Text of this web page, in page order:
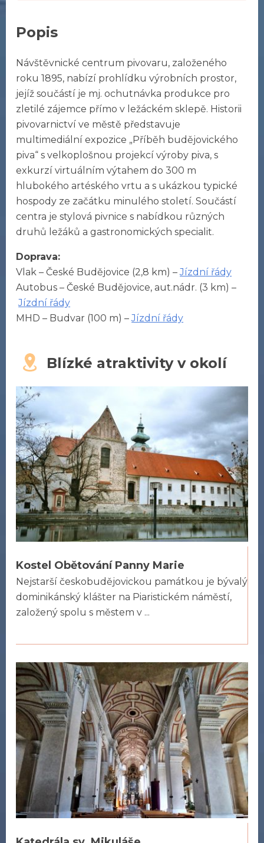
Popis
Návštěvnické centrum pivovaru, založeného
roku 1895, nabízí prohlídku výrobních prostor,
jejíž součástí je mj. ochutnávka produkce pro
zletilé zájemce přímo v ležáckém sklepě. Historii
pivovarnictví ve městě představuje
multimediální expozice „Příběh budějovického
piva“ s velkoplošnou projekcí výroby piva, s
exkurzí virtuálním výtahem do 300 m
hlubokého artéského vrtu a s ukázkou typické
hospody ze začátku minulého století. Součástí
centra je stylová pivnice s nabídkou různých
druhů ležáků a gastronomických specialit.
Doprava:
Vlak – České Budějovice (2,8 km) –Jízdní řády
Autobus – České Budějovice, aut.nádr. (3 km) –
Jízdní řády
MHD – Budvar (100 m) –Jízdní řády
Blízké atraktivity v okolí
Kostel Obětování Panny Marie
Nejstarší českobudějovickou památkou je bývalý
dominikánský klášter na Piaristickém náměstí,
založený spolu s městem v ...